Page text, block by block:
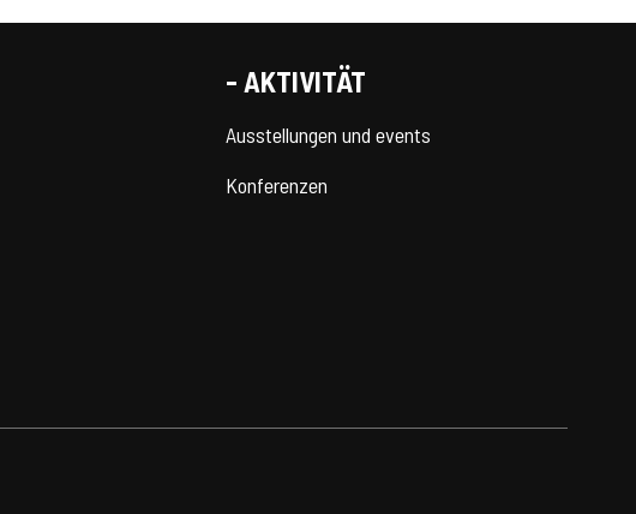
- AKTIVITÄT
Ausstellungen und events
Konferenzen